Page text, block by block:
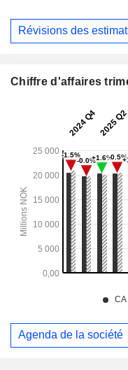
Révisions des
Chiffre d'affaires
Agenda de la société